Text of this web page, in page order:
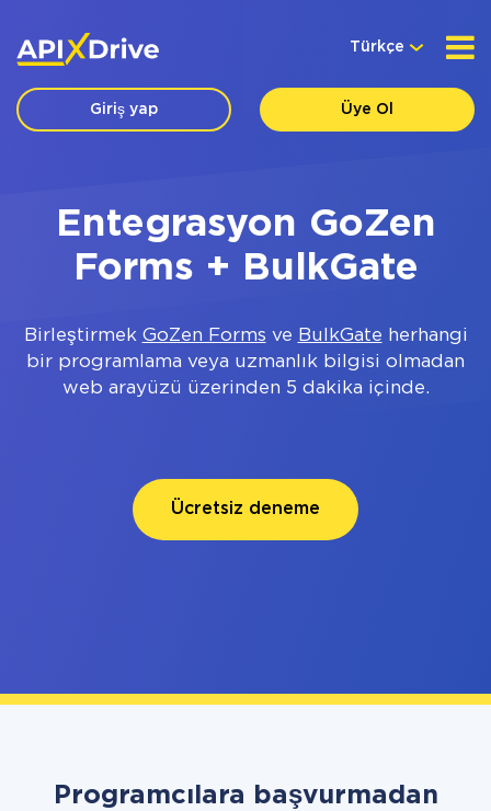
Türkçe
Giriş yap Üye Ol
Entegrasyon GoZen
Forms + BulkGate
Birleştirmek GoZen Forms ve BulkGate herhangi
bir programlama veya uzmanlık bilgisi olmadan
web arayüzü üzerinden 5 dakika içinde.
Ücretsiz deneme
Programcılara başvurmadan